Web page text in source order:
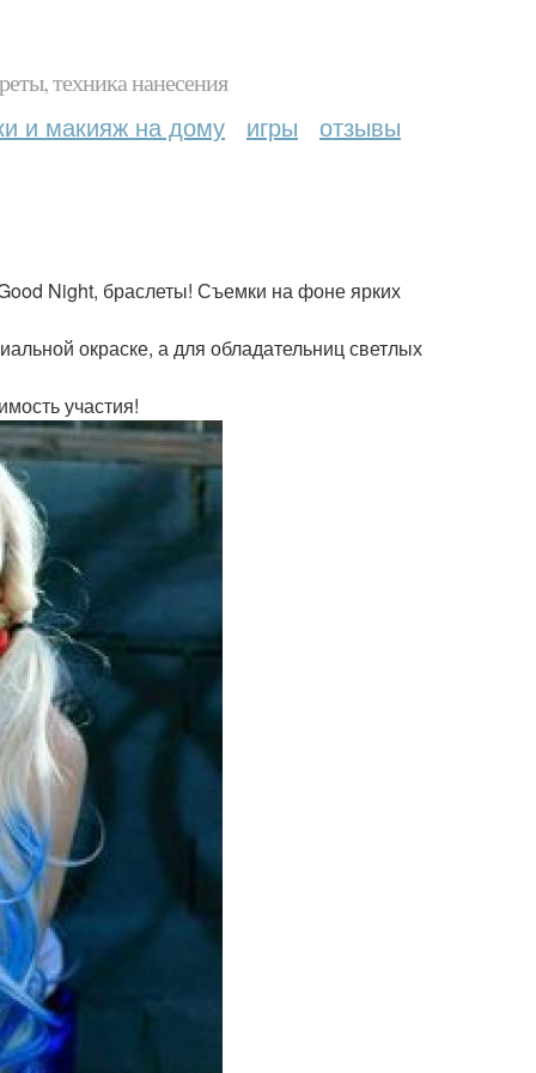
техника нанесения
и макияж на дому игры отзывы
Night, браслеты! Съемки на фоне ярких
окраске, а для обладательниц светлых
участия!